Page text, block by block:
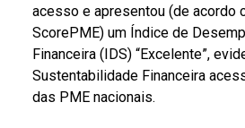
acesso e apresentou (de acordo
ScorePME) um Índice de
Financeira (IDS) “Excelente”,
Sustentabilidade Financeira
das PME nacionais.